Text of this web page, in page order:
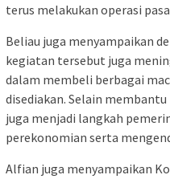
terus melakukan operasi
Beliau juga menyampaikan
kegiatan tersebut juga
dalam membeli berbagai
disediakan. Selain
juga menjadi langkah
perekonomian serta
Alfian juga menyampaikan